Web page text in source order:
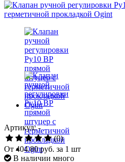
Артикул: -
(0)
От 404.80 руб. за 1 шт
В наличии много